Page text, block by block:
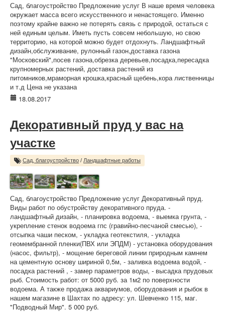
Сад, благоустройство Предложение услуг В наше время человека
окружает масса всего искусственного и ненастоящего. Именно
поэтому крайне важно не потерять связь с природой, остаться с
ней единым целым. Иметь пусть совсем небольшую, но свою
территорию, на которой можно будет отдохнуть. Ландшафтный
дизайн,обслуживание, рулонный газон,доставка газона
"Московский",посев газона,обрезка деревьев,посадка,пересадка
крупномерных растений, доставка растений из
питомников,мраморная крошка,красный щебень,кора лиственницы
и т.д Цена не указана
18.08.2017
Декоративный пруд у вас на
участке
Сад, благоустройство / Ландшафтные работы
Сад, благоустройство Предложение услуг Декоративный пруд.
Виды работ по обустройству декоративного пруда. -
ландшафтный дизайн, - планировка водоема, - выемка грунта, -
укрепление стенок водоема гпс (гравийно-песчаной смесью), -
отсыпка чаши песком, - укладка геотекстиля, - укладка
геомембранной пленки(ПВХ или ЭПДМ) - установка оборудования
(насос, фильтр), - мощение береговой линии природным камнем
на цементную основу шириной 0,5м, - заливка водоема водой, -
посадка растений , - замер параметров воды, - высадка прудовых
рыб. Стоимость работ: от 5000 руб. за 1м2 по поверхности
водоема. А также продажа аквариумов, оборудования и рыбок в
нашем магазине в Шахтах по адресу: ул. Шевченко 115, маг.
"Подводный Мир". 5 000 руб.